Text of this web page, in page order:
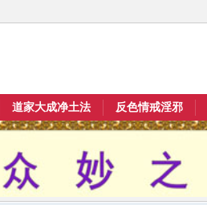
道家大成净土法 反色情戒淫邪